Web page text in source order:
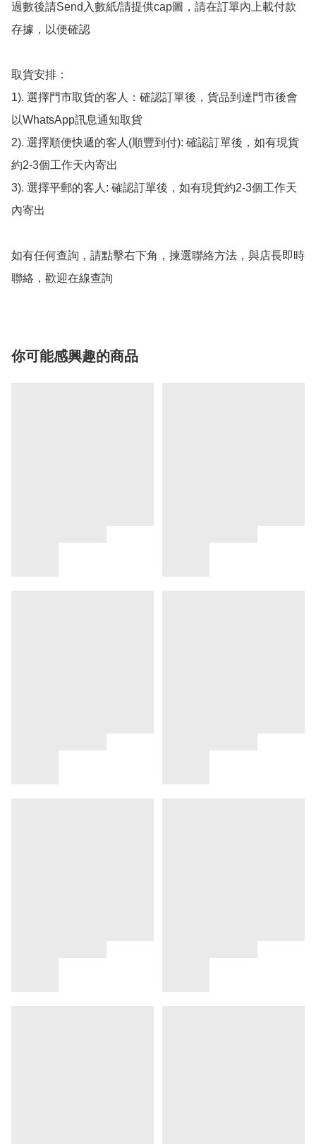
過數後請Send入數紙/請提供cap圖，請在訂單內上載付款
存據，以便確認
取貨安排：
1). 選擇門市取貨的客人：確認訂單後，貨品到達門市後會
以WhatsApp訊息通知取貨
2). 選擇順便快遞的客人(順豐到付): 確認訂單後，如有現貨
約2-3個工作天內寄出
3). 選擇平郵的客人: 確認訂單後，如有現貨約2-3個工作天
內寄出
如有任何查詢，請點擊右下角，揀選聯絡方法，與店長即時
聯絡，歡迎在線查詢
你可能感興趣的商品